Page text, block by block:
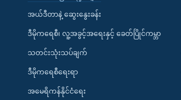
အယ်ဒီတာနဲ့ ဆွေးနွေးခန်း
ဒီမိုကရေစီ၊ လူ့အခွင့်အရေးနှင့် ခေတ်ပြိုင်ကမ္ဘာ
သတင်းသုံးသပ်ချက်
ဒီမိုကရေစီရေးရာ
အမေရိကန်နိုင်ငံရေး